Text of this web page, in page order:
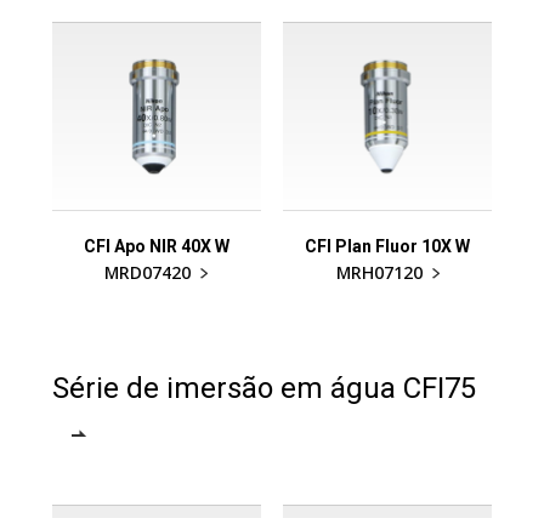
CFI Apo NIR 40X W
MRD07420
CFI Plan Fluor 10X W
MRH07120
Série de imersão em água CFI75